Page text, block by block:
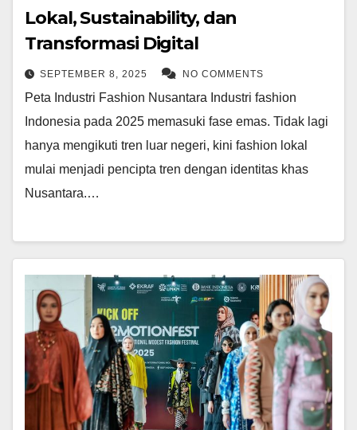
Lokal, Sustainability, dan
Transformasi Digital
SEPTEMBER 8, 2025 NO COMMENTS
Peta Industri Fashion Nusantara Industri fashion
Indonesia pada 2025 memasuki fase emas. Tidak lagi
hanya mengikuti tren luar negeri, kini fashion lokal
mulai menjadi pencipta tren dengan identitas khas
Nusantara.…